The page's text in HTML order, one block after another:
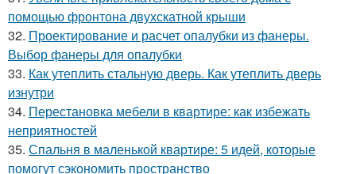
помощью фронтона двухскатной крыши
32. Проектирование и расчет опалубки из фанеры.
Выбор фанеры для опалубки
33. Как утеплить стальную дверь. Как утеплить дверь
изнутри
34. Перестановка мебели в квартире: как избежать
неприятностей
35. Спальня в маленькой квартире: 5 идей, которые
помогут сэкономить пространство